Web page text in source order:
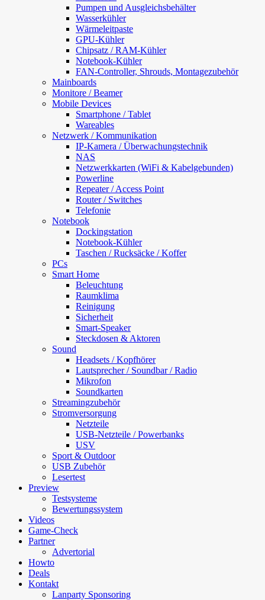
Pumpen und Ausgleichsbehälter
Wasserkühler
Wärmeleitpaste
GPU-Kühler
Chipsatz / RAM-Kühler
Notebook-Kühler
FAN-Controller, Shrouds, Montagezubehör
Mainboards
Monitore / Beamer
Mobile Devices
Smartphone / Tablet
Wareables
Netzwerk / Kommunikation
IP-Kamera / Überwachungstechnik
NAS
Netzwerkkarten (WiFi & Kabelgebunden)
Powerline
Repeater / Access Point
Router / Switches
Telefonie
Notebook
Dockingstation
Notebook-Kühler
Taschen / Rucksäcke / Koffer
PCs
Smart Home
Beleuchtung
Raumklima
Reinigung
Sicherheit
Smart-Speaker
Steckdosen & Aktoren
Sound
Headsets / Kopfhörer
Lautsprecher / Soundbar / Radio
Mikrofon
Soundkarten
Streamingzubehör
Stromversorgung
Netzteile
USB-Netzteile / Powerbanks
USV
Sport & Outdoor
USB Zubehör
Lesertest
Preview
Testsysteme
Bewertungssystem
Videos
Game-Check
Partner
Advertorial
Howto
Deals
Kontakt
Lanparty Sponsoring